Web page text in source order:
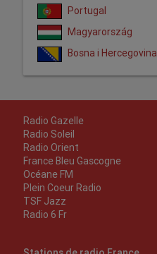
Portugal
Magyarország
Bosna i Hercegovina
Radio Gazelle
Radio Soleil
Radio Orient
France Bleu Gascogne
Océane FM
Plein Coeur Radio
TSF Jazz
Radio 6 Fr